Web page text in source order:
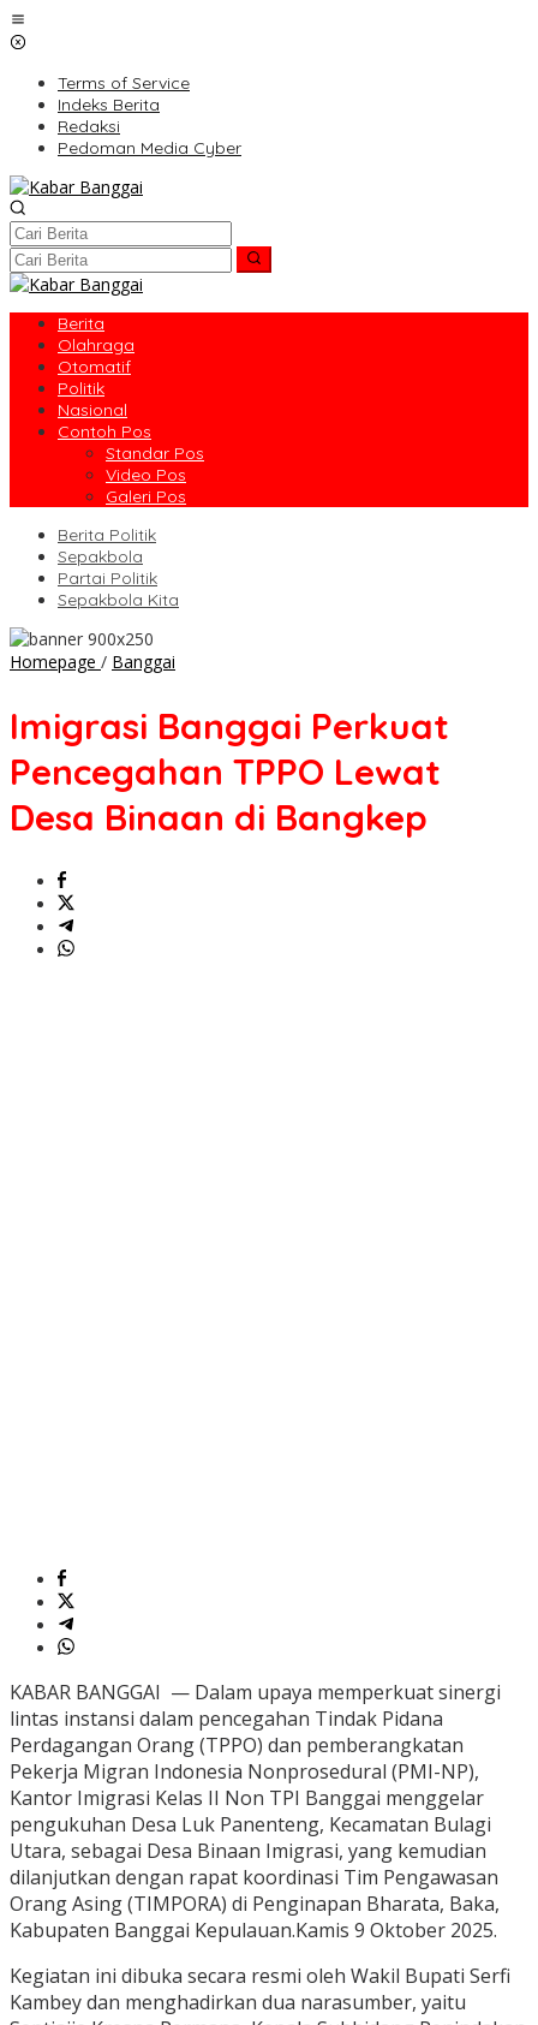
Lewati
ke
Terms of Service
Indeks Berita
Redaksi
Pedoman Media Cyber
Berita
Olahraga
Otomatif
Politik
Nasional
Contoh Pos
Standar Pos
Video Pos
Galeri Pos
Berita Politik
Sepakbola
Partai Politik
Sepakbola Kita
Homepage / Banggai
Pencegahan
Lewat
Binaan
Imigrasi Banggai Perkuat
Pencegahan TPPO Lewat
Desa Binaan di Bangkep
KABAR BANGGAI — Dalam upaya memperkuat sinergi
lintas instansi dalam pencegahan Tindak Pidana
Perdagangan Orang (TPPO) dan pemberangkatan
Pekerja Migran Indonesia Nonprosedural (PMI-NP),
Kantor Imigrasi Kelas II Non TPI Banggai menggelar
pengukuhan Desa Luk Panenteng, Kecamatan Bulagi
Utara, sebagai Desa Binaan Imigrasi, yang kemudian
dilanjutkan dengan rapat koordinasi Tim Pengawasan
Orang Asing (TIMPORA) di Penginapan Bharata, Baka,
Kabupaten Banggai Kepulauan.Kamis 9 Oktober 2025.
Kegiatan ini dibuka secara resmi oleh Wakil Bupati Serfi
Kambey dan menghadirkan dua narasumber, yaitu